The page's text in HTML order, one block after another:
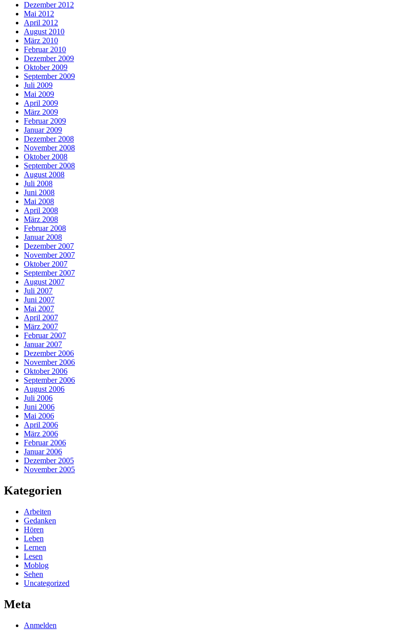
Dezember 2012
Mai 2012
April 2012
August 2010
März 2010
Februar 2010
Dezember 2009
Oktober 2009
September 2009
Juli 2009
Mai 2009
April 2009
März 2009
Februar 2009
Januar 2009
Dezember 2008
November 2008
Oktober 2008
September 2008
August 2008
Juli 2008
Juni 2008
Mai 2008
April 2008
März 2008
Februar 2008
Januar 2008
Dezember 2007
November 2007
Oktober 2007
September 2007
August 2007
Juli 2007
Juni 2007
Mai 2007
April 2007
März 2007
Februar 2007
Januar 2007
Dezember 2006
November 2006
Oktober 2006
September 2006
August 2006
Juli 2006
Juni 2006
Mai 2006
April 2006
März 2006
Februar 2006
Januar 2006
Dezember 2005
November 2005
Kategorien
Arbeiten
Gedanken
Hören
Leben
Lernen
Lesen
Moblog
Sehen
Uncategorized
Meta
Anmelden